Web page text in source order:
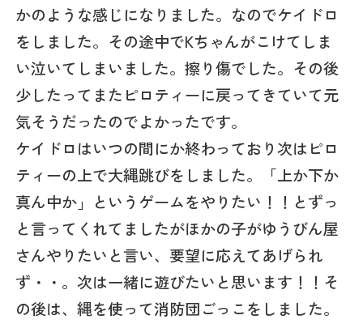
かのような感じになりました。なのでケイドロ
をしました。その途中でKちゃんがこけてしま
い泣いてしまいました。擦り傷でした。その後
少したってまたピロティーに戻ってきていて元
気そうだったのでよかったです。
ケイドロはいつの間にか終わっており次はピロ
ティーの上で大縄跳びをしました。「上か下か
真ん中か」というゲームをやりたい！！とずっ
と言ってくれてましたがほかの子がゆうびん屋
さんやりたいと言い、要望に応えてあげられ
ず・・。次は一緒に遊びたいと思います！！そ
の後は、縄を使って消防団ごっこをしました。